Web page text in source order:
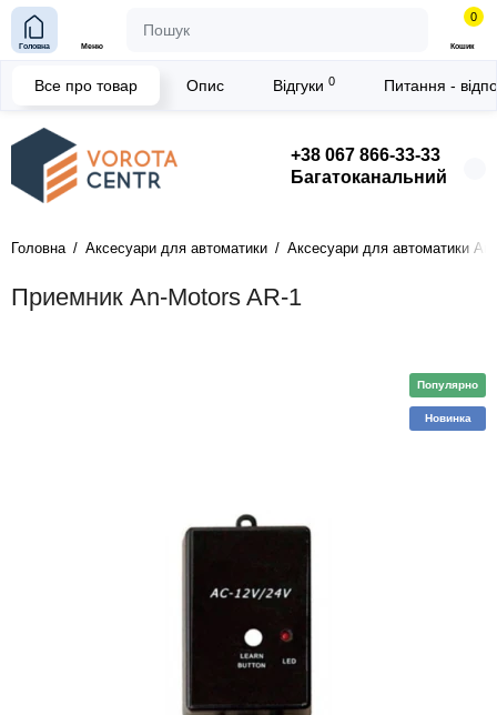
+38 067 866-33-33
Багатоканальний
Головна Меню
0
Кошик
Головна Аксесуари для автоматики Аксесуари для автоматики
Приемник An-Motors AR-1
Все про товар Опис Відгуки 0 Питання -
Популярно
Новинка